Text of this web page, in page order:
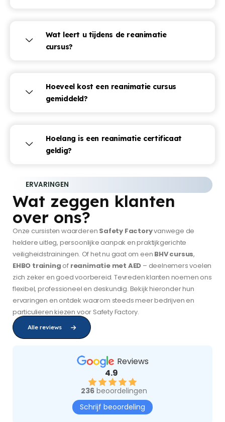
Wat leert u tijdens de reanimatie
cursus?
Hoeveel kost een reanimatie cursus
gemiddeld?
Hoelang is een reanimatie certificaat
geldig?
ERVARINGEN
Wat zeggen klanten
over ons?
Onze cursisten waarderen Safety Factoryvanwege de
heldere uitleg, persoonlijke aanpak en praktijkgerichte
veiligheidstrainingen. Of het nu gaat om een BHV cursus,
EHBO training of reanimatie met AED – deelnemers voelen
zich zeker en goed voorbereid. Tevreden klanten noemen ons
flexibel, professioneel en deskundig. Bekijk hieronder hun
ervaringen en ontdek waarom steeds meer bedrijven en
particulieren kiezen voor Safety Factory.
Alle reviews
Reviews
4.9
236beoordelingen
Schrijf beoordeling